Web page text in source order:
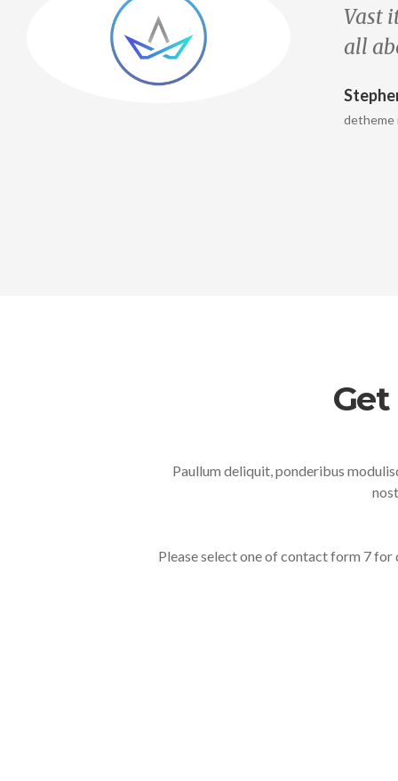
Vast
all
detheme
Paullum deliquit, ponderibus
Please select one of contact form 7 for